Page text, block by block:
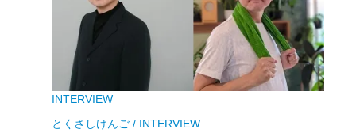
INTERVIEW
とくさしけんご / INTERVIEW